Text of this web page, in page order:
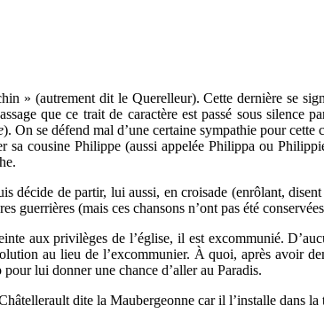
» (autrement dit le Querelleur). Cette dernière se
que ce trait de caractère est passé sous silence
). On se défend mal d’une certaine sympathie pour
cousine Philippe (aussi appelée Philippa ou
de partir, lui aussi, en croisade (enrôlant,
guerrières (mais ces chansons n’ont pas été
aux privilèges de l’église, il est excommunié.
au lieu de l’excommunier. À quoi, après avoir
lui donner une chance d’aller au Paradis.
dite la Maubergeonne car il l’installe dans